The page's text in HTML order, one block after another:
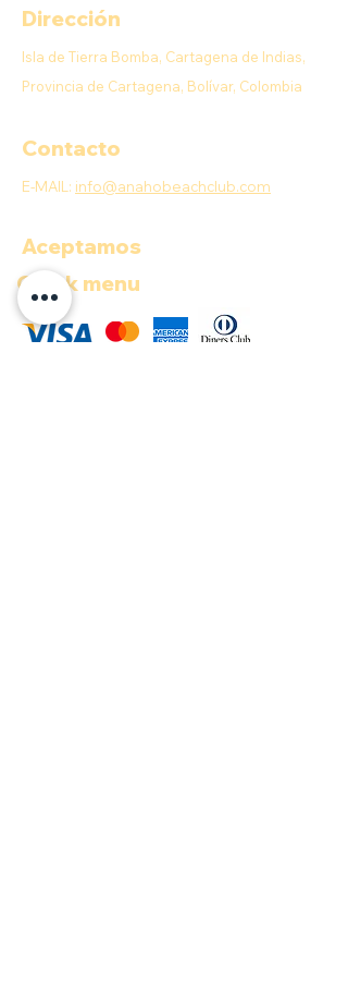
Dirección
Isla de Tierra Bomba, Cartagena de Indias,
Provincia de Cartagena, Bolívar, Colombia
Contacto
E-MAIL: info@anahobeachclub.com
Aceptamos
Quick menu